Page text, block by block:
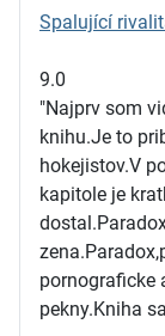
Spalující
9.0
"Najprv som
knihu.Je to
hokejistov.V
kapitole je
pornograficke
pekny.Kniha